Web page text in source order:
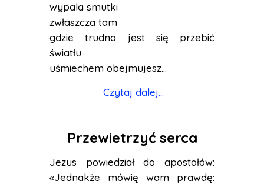
wypala smutki
zwłaszcza tam
gdzie trudno jest się przebić
światłu
uśmiechem obejmujesz...
Czytaj dalej...
Przewietrzyć serca
Jezus powiedział do apostołów:
«Jednakże mówię wam prawdę: